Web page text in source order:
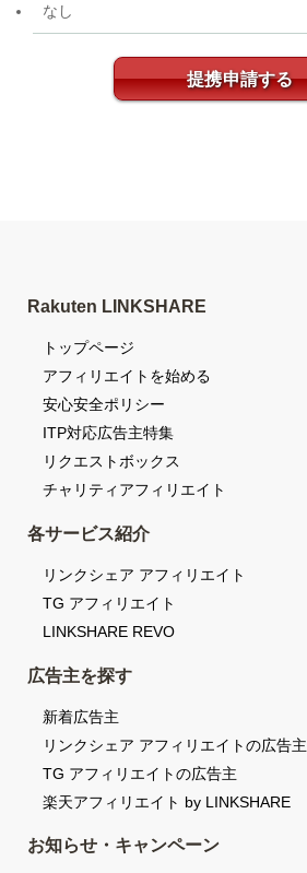
なし
提携申請する
Rakuten LINKSHARE
トップページ
アフィリエイトを始める
安心安全ポリシー
ITP対応広告主特集
リクエストボックス
チャリティアフィリエイト
各サービス紹介
リンクシェア アフィリエイト
TG アフィリエイト
LINKSHARE REVO
広告主を探す
新着広告主
リンクシェア アフィリエイトの広告主
TG アフィリエイトの広告主
楽天アフィリエイト by LINKSHARE
お知らせ・キャンペーン